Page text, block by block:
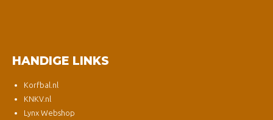
HANDIGE LINKS
Korfbal.nl
KNKV.nl
Lynx Webshop